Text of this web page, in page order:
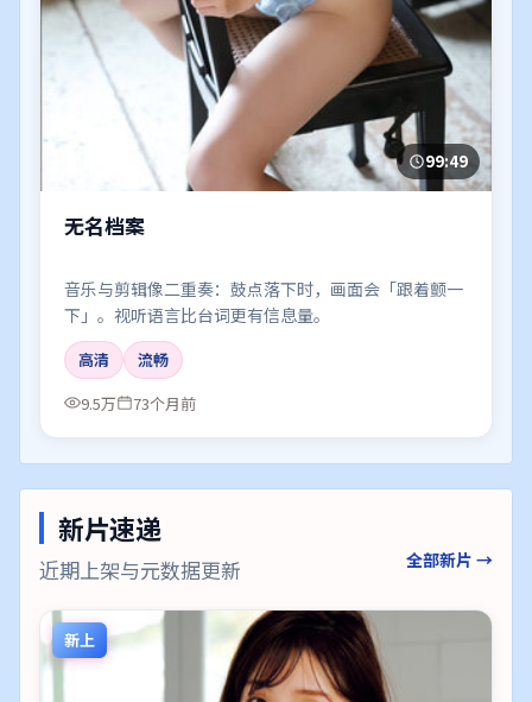
99:49
无名档案
音乐与剪辑像二重奏：鼓点落下时，画面会「跟着颤一
下」。视听语言比台词更有信息量。
高清
流畅
9.5万
73个月前
新片速递
近期上架与元数据更新 全部新片 →
新上